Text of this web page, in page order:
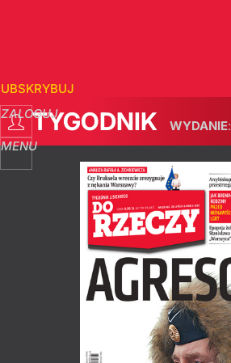
ZALOGUJ
MENU
TYGODNIK WYDANIE: